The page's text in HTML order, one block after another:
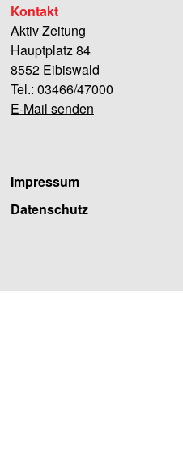
Kontakt
Aktiv Zeitung
Hauptplatz 84
8552 Eibiswald
Tel.: 03466/47000
E-Mail senden
Impressum
Datenschutz